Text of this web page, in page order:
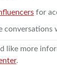
for
conversations
like more
.